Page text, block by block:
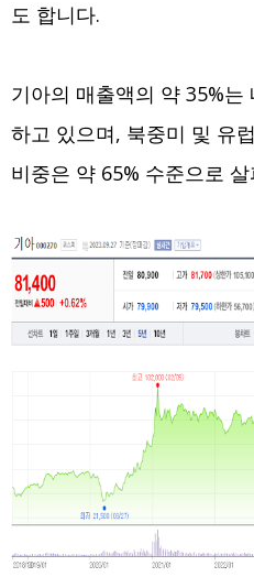
도 합니다.
기아의 매출액의 약 35%
하고 있으며, 북중미 및 유
비중은 약 65% 수준으로